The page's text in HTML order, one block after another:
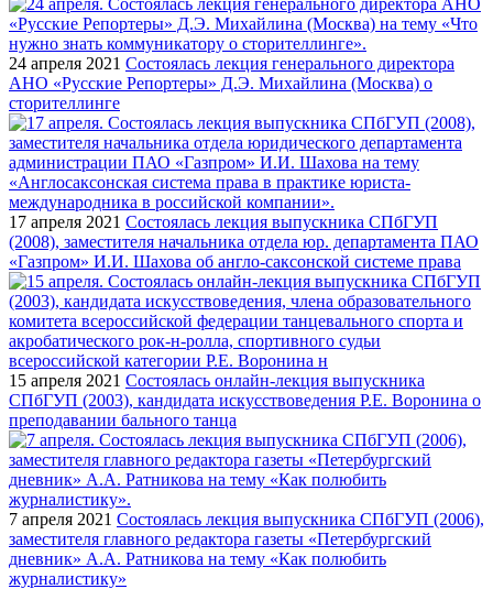
24 апреля 2021 Состоялась лекция генерального директора
АНО «Русские Репортеры» Д.Э. Михайлина (Москва) о
сторителлинге
17 апреля 2021 Состоялась лекция выпускника СПбГУП
(2008), заместителя начальника отдела юр. департамента ПАО
«Газпром» И.И. Шахова об англо-саксонской системе права
15 апреля 2021 Состоялась онлайн-лекция выпускника
СПбГУП (2003), кандидата искусствоведения Р.Е. Воронина о
преподавании бального танца
7 апреля 2021 Состоялась лекция выпускника СПбГУП (2006),
заместителя главного редактора газеты «Петербургский
дневник» А.А. Ратникова на тему «Как полюбить
журналистику»